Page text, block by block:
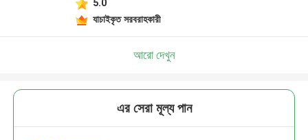
5.0
যাচাইকৃত সরবরাহকারী
আরো দেখুন
এর সেরা মূল্য পান